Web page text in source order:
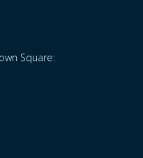
Square: